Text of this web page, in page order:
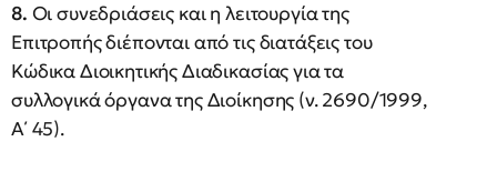
8. Οι συνεδριάσεις και η λειτουργία της
Επιτροπής διέπονται από τις διατάξεις του
Κώδικα Διοικητικής Διαδικασίας για τα
συλλογικά όργανα της Διοίκησης (ν. 2690/1999,
Α΄ 45).